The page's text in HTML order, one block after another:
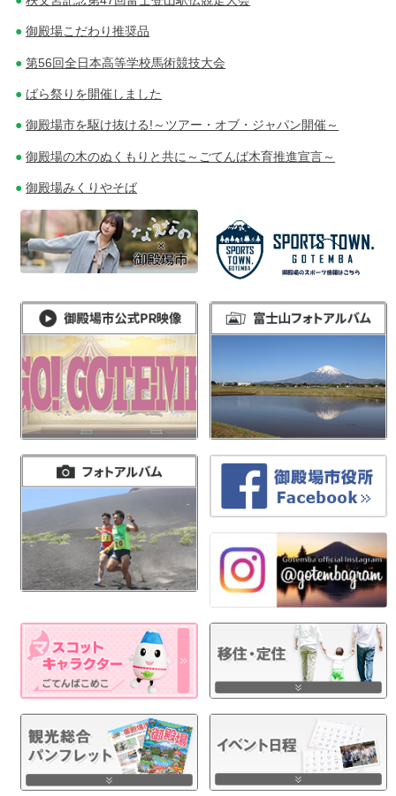
御殿場こだわり推奨品
第56回全日本高等学校馬術競技大会
ばら祭りを開催しました
御殿場市を駆け抜ける!～ツアー・オブ・ジャパン開催～
御殿場の木のぬくもりと共に～ごてんば木育推進宣言～
御殿場みくりやそば